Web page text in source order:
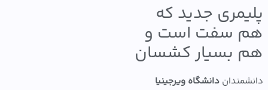
جدید که
سفت است و
بسیار کشسان
دانشگاه ویرجینیا